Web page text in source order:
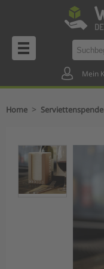
Mein
Home >